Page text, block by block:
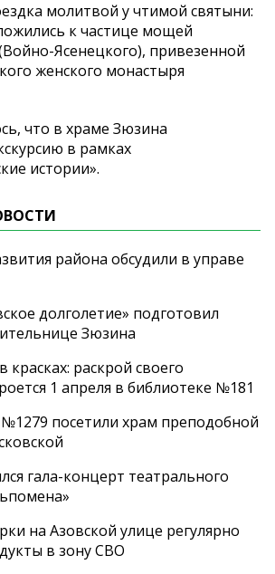
молитвой у чтимой святыни:
к частице мощей
Ясенецкого), привезенной
женского монастыря
что в храме Зюзина
в рамках
истории».
района обсудили в управе
долголетие» подготовил
Зюзина
раскрой своего
1 апреля в библиотеке №181
посетили храм преподобной
гала-концерт театрального
на Азовской улице регулярно
в зону СВО